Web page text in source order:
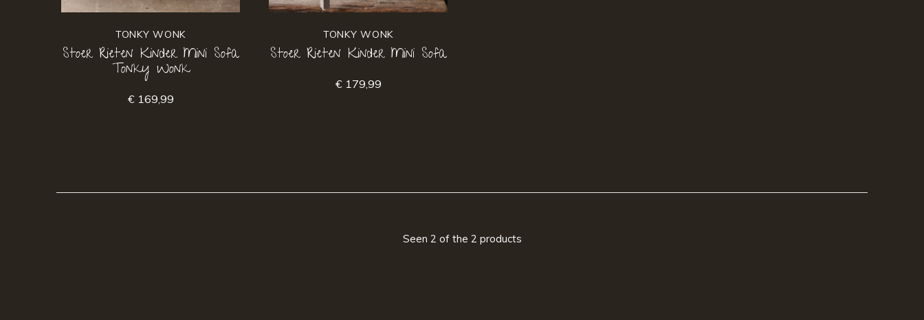
TONKY WONK
Stoer Rieten Kinder Mini Sofa
Tonky Wonk
€ 169,99
TONKY WONK
Stoer Rieten Kinder Mini Sofa
€ 179,99
Seen 2 of the 2 products